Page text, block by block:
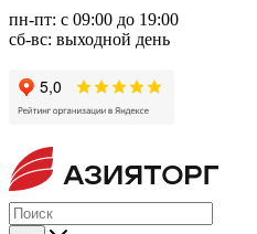
пн-пт: с 09:00 до 19:00
сб-вс: выходной день